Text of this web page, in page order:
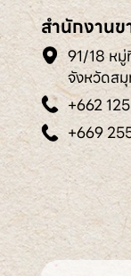
สำนักงานข
91/18 หมู่
จังหวัดส
+662
+669